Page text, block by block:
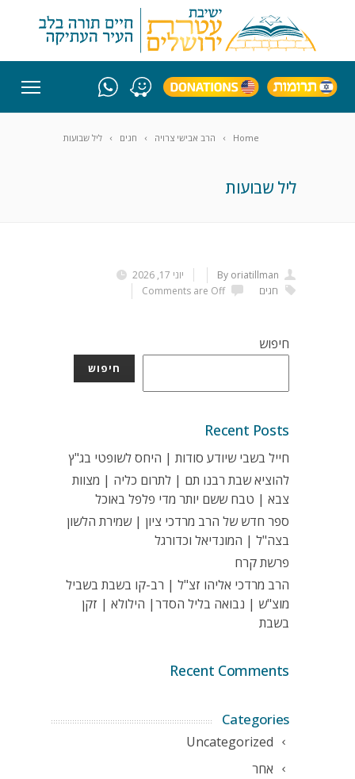
Home הרב אבישי צרויה חגים ליל שבועות
ליל שבועות
יוני 17, 2026
By oriatillman
Comments are Off
חגים
חיפוש
חיפוש
Recent Posts
חייל בשבי שיודע סודות | היחס לשופטי בג"ץ
להוציא שבת רבנו תם | לתרום כליה | מצוות
צבא | טבח ששם יותר מדי פלפל באוכל
ספר חדש של הרב מרדכי ציון | שמירת הלשון
בצה"ל | המונדיאל וכדורגל
פרשת קרח
הרב מרדכי אליהו זצ"ל | רב-קו בשבת בשביל
מוצ"ש | נבואה בליל הסדר| הילולא | זקן
בשבת
Recent Comments
Categories
Uncategorized
אחר